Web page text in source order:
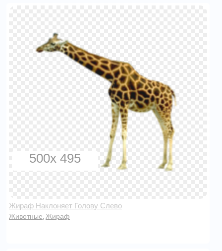
500x 495
Жираф Наклоняет Голову Слево
Животные Жираф